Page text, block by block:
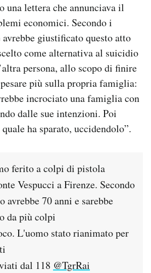
una lettera che annunciava il
economici. Secondo i
giustificato questo atto
come alternativa al suicidio
persona, allo scopo di finire
più sulla propria famiglia:
incrociato una famiglia con
dalle sue intenzioni. Poi
ha sparato, uccidendolo”.
ferito a colpi di pistola
Vespucci a Firenze. Secondo
avrebbe 70 anni e sarebbe
da più colpi
L'uomo stato rianimato per
dal 118 @TgrRai